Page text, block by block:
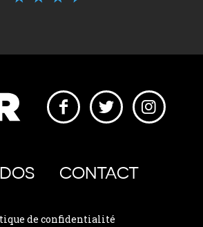
CONTACT
de confidentialité